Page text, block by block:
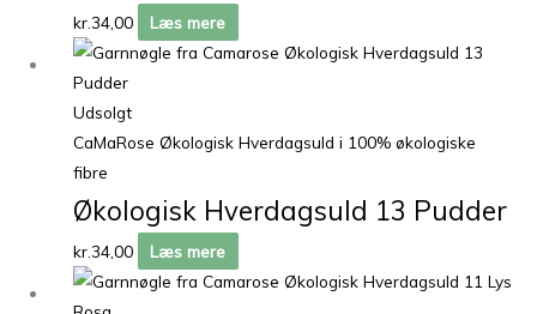
kr.34,00 Læs mere
Udsolgt
CaMaRose Økologisk Hverdagsuld i 100% økologiske
fibre
Økologisk Hverdagsuld 13 Pudder
kr.34,00 Læs mere